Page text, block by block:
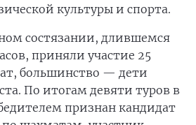
культуры и спорта.
состязании, длившемся
приняли участие 25
большинство — дети
По итогам девяти туров в
признан кандидат